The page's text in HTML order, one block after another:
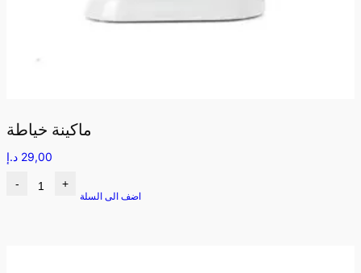
ماكينة خياطة
29,00 د.إ
- +
اضف الى السلة